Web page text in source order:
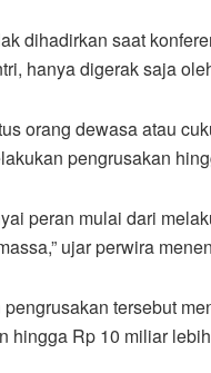
dihadirkan saat
hanya digerak saja
orang dewasa atau
pengrusakan
peran mulai dari
ujar perwira
tersebut
Rp 10 miliar